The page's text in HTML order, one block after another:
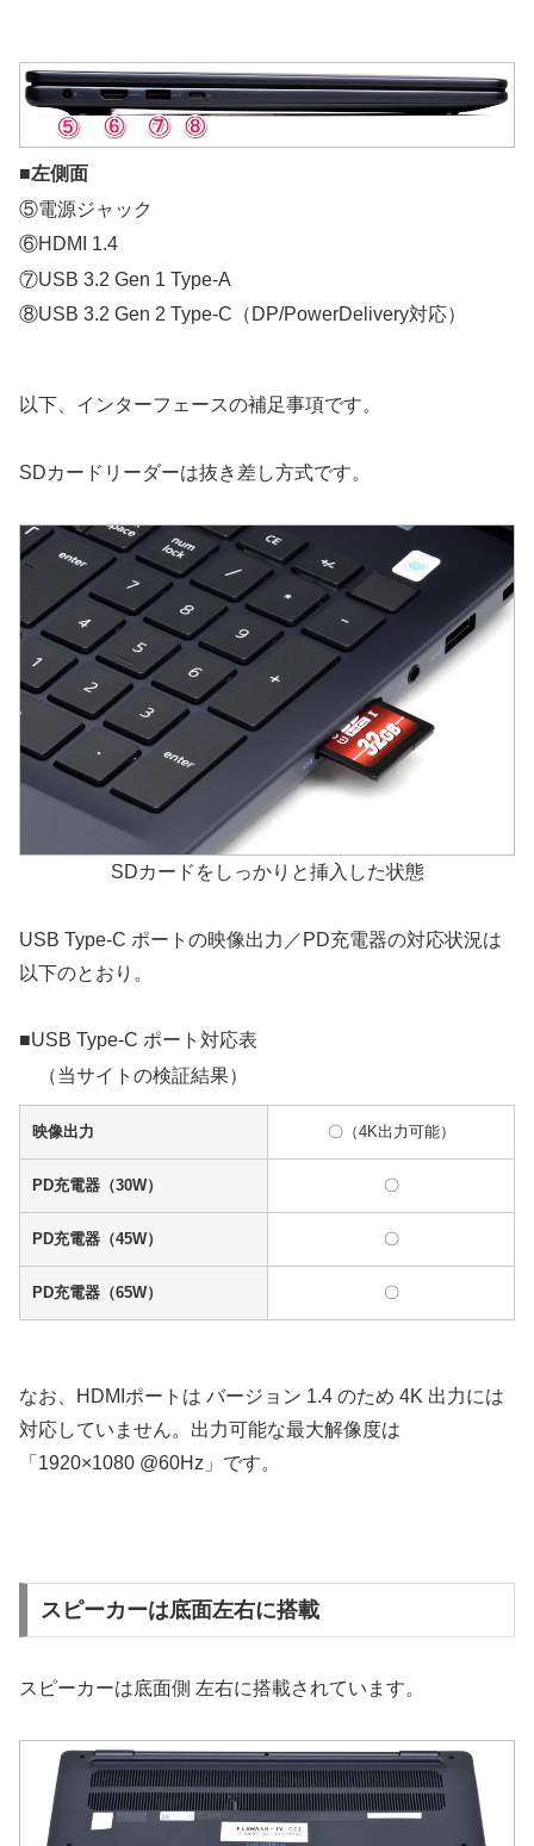
■左側面
⑤電源ジャック
⑥HDMI 1.4
⑦USB 3.2 Gen 1 Type-A
⑧USB 3.2 Gen 2 Type-C（DP/PowerDelivery対応）
以下、インターフェースの補足事項です。
SDカードリーダーは抜き差し方式です。
SDカードをしっかりと挿入した状態
USB Type-C ポートの映像出力／PD充電器の対応状況は
以下のとおり。
■USB Type-C ポート対応表
（当サイトの検証結果）
映像出力 〇（4K出力可能）
PD充電器（30W） 〇
PD充電器（45W） 〇
PD充電器（65W） 〇
なお、HDMIポートは バージョン 1.4 のため 4K 出力には
対応していません。出力可能な最大解像度は
「1920×1080 @60Hz」です。
スピーカーは底面左右に搭載
スピーカーは底面側 左右に搭載されています。